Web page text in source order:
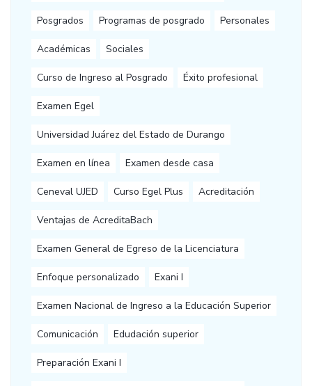
Posgrados Programas de posgrado Personales
Académicas Sociales
Curso de Ingreso al Posgrado Éxito profesional
Examen Egel
Universidad Juárez del Estado de Durango
Examen en línea Examen desde casa
Ceneval UJED Curso Egel Plus Acreditación
Ventajas de AcreditaBach
Examen General de Egreso de la Licenciatura
Enfoque personalizado Exani I
Examen Nacional de Ingreso a la Educación Superior
Comunicación Edudación superior
Preparación Exani I